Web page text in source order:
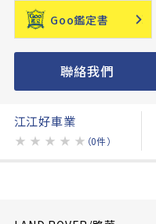
Goo鑑定書
聯絡我們
江江好車業
★ ★ ★ ★ ★ （0件）